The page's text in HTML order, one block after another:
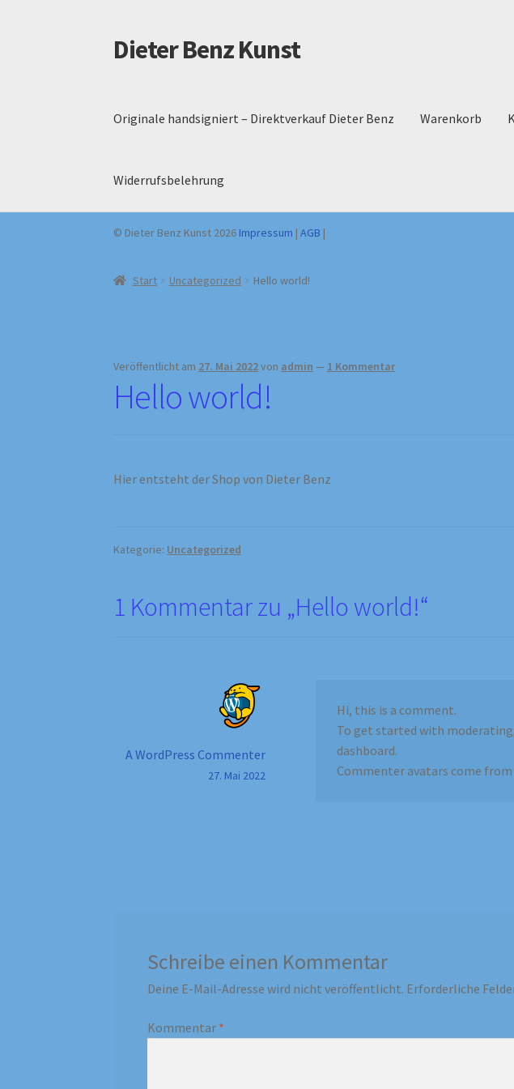
Dieter Benz Kunst
Originale handsigniert – Direktverkauf Dieter Benz Warenkorb
Widerrufsbelehrung
© Dieter Benz Kunst 2026 Impressum |AGB |
Start Uncategorized Hello world!
Veröffentlicht am 27. Mai 2022von admin — 1 Kommentar
Hello world!
Hier entsteht der Shop von Dieter Benz
Kategorie: Uncategorized
1 Kommentar zu „Hello world!“
A WordPress Commenter
27. Mai 2022
Hi, this is a comment.
To get started with
dashboard.
Commenter avatars come from
Schreibe einen Kommentar
Deine E-Mail-Adresse wird nicht veröffentlicht. Erforderliche
Kommentar *